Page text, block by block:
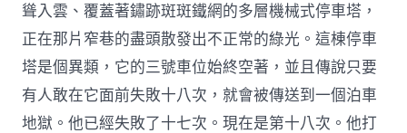
聳入雲、覆蓋著鏽跡斑斑鐵網的多層機械式停車塔，
正在那片窄巷的盡頭散發出不正常的綠光。這棟停車
塔是個異類，它的三號車位始終空著，並且傳說只要
有人敢在它面前失敗十八次，就會被傳送到一個泊車
地獄。他已經失敗了十七次。現在是第十八次。他打